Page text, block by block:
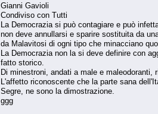
Gianni Gavioli
Condiviso con Tutti
La Democrazia si può contagiare e può
non deve annullarsi e sparire sostituita da
da Malavitosi di ogni tipo che minacciano
La Democrazia non la si deve definire con
fatto storico.
Di minestroni, andati a male e
L'affetto riconoscente che la parte sana
Segre, ne sono la dimostrazione.
ggg